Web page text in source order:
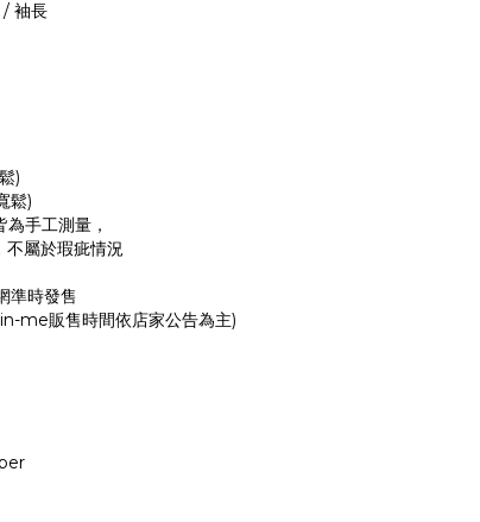
/ 袖長
)
鬆)
手工測量，
屬於瑕疵情況
準時發售
me販售時間依店家公告為主)